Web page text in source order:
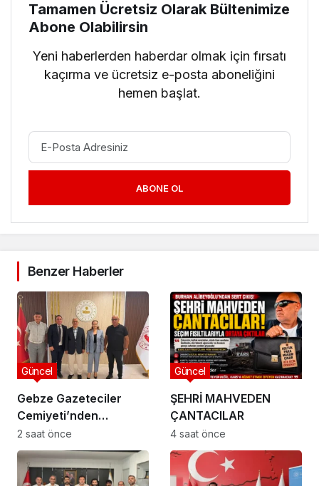
Tamamen Ücretsiz Olarak Bültenimize
Abone Olabilirsin
Yeni haberlerden haberdar olmak için fırsatı
kaçırma ve ücretsiz e-posta aboneliğini
hemen başlat.
ABONE OL
Benzer Haberler
Gebze Gazeteciler
Cemiyeti’nden
Kaymakam Özyiğit’e
Ziyaret
Güncel
2 saat önce
ŞEHRİ MAHVEDEN
ÇANTACILAR
Güncel
4 saat önce